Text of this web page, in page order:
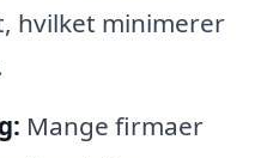
hvilket minimerer
Mange firmaer